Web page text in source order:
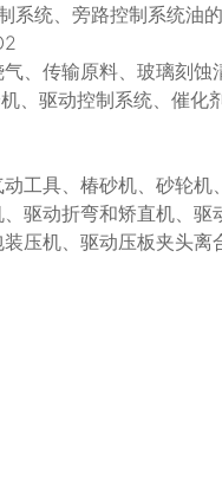
统、旁路控制系统油
、传输原料、玻璃刻
、驱动控制系统、催化
工具、椿砂机、砂轮
驱动折弯和矫直机、
压机、驱动压板夹头